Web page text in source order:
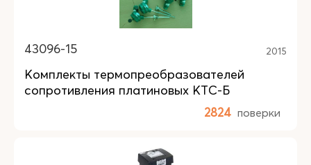
43096-15 2015
Комплекты термопреобразователей
сопротивления платиновых КТС-Б
2824 поверки